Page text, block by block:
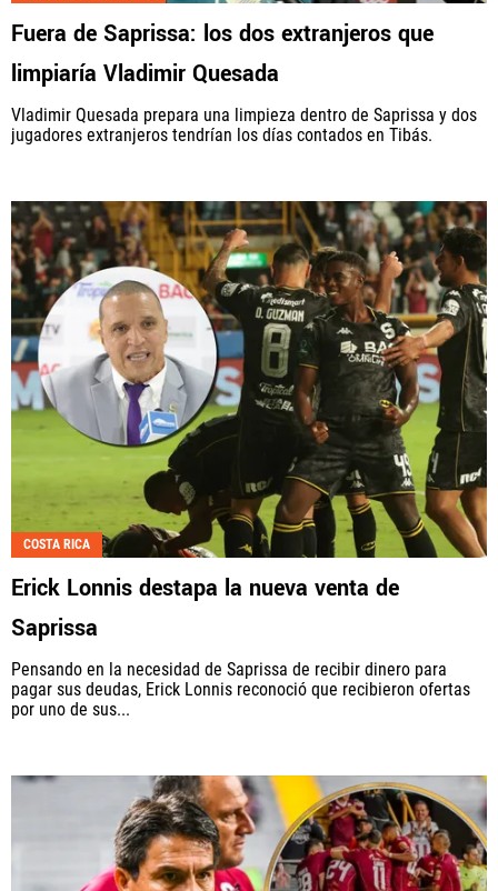
Fuera de Saprissa: los dos extranjeros que
limpiaría Vladimir Quesada
Vladimir Quesada prepara una limpieza dentro de Saprissa y dos
jugadores extranjeros tendrían los días contados en Tibás.
COSTA RICA
Erick Lonnis destapa la nueva venta de
Saprissa
Pensando en la necesidad de Saprissa de recibir dinero para
pagar sus deudas, Erick Lonnis reconoció que recibieron ofertas
por uno de sus...